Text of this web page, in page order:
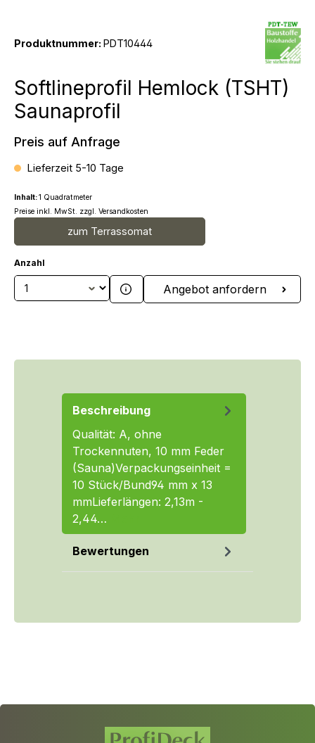
Produktnummer: PDT10444
Softlineprofil Hemlock (TSHT)
Saunaprofil
Preis auf Anfrage
Lieferzeit 5-10 Tage
Inhalt:1 Quadratmeter
Preise inkl. MwSt. zzgl. Versandkosten
zum Terrassomat
Anzahl
Produkt Anzahl: Gib denAngebot anfordern
Beschreibung
Qualität: A, ohne
Trockennuten, 10 mm Feder
(Sauna)Verpackungseinheit =
10 Stück/Bund94 mm x 13
mmLieferlängen: 2,13m -
2,44…
Bewertungen